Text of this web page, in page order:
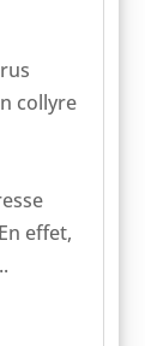
collyre
effet,